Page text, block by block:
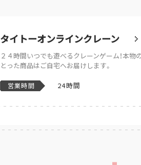
タイトーオンラインクレーン
２４時間いつでも遊べるクレーンゲーム！本物
とった商品はご自宅へお届けします。
営業時間 24時間